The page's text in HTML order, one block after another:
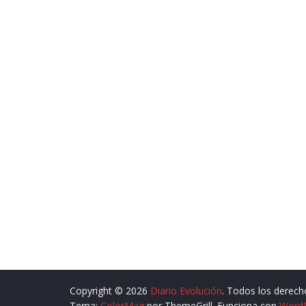
Copyright © 2026 Diario Evolución. Todos los